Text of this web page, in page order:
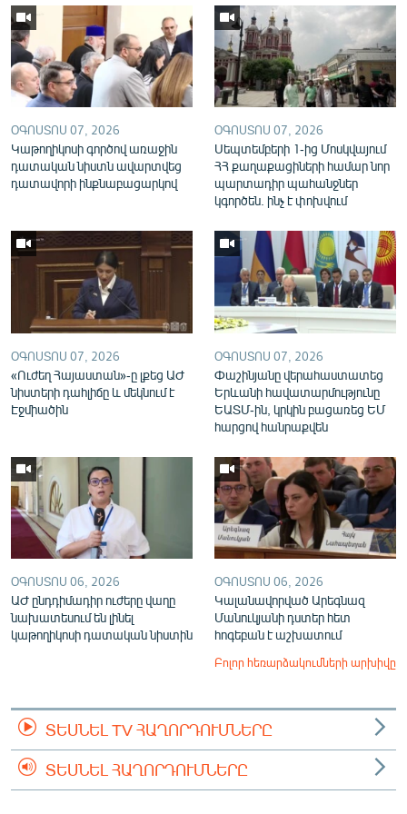
English
Русский
ՀԵՏԵՎԵՔ ՄԵԶ
ՕԳՈՍՏՈՍ 07, 2026
Կաթողիկոսի գործով առաջին
դատական նիստն ավարտվեց
դատավորի ինքնաբացարկով
ՕԳՈՍՏՈՍ 07, 2026
Սեպտեմբերի 1-ից Մոսկվայում
ՀՀ քաղաքացիների համար նոր
պարտադիր պահանջներ
կգործեն. ինչ է փոխվում
ՕԳՈՍՏՈՍ 07, 2026
«Ուժեղ Հայաստան»-ը լքեց ԱԺ
նիստերի դահլիճը և մեկնում է
Էջմիածին
ՕԳՈՍՏՈՍ 07, 2026
Փաշինյանը վերահաստատեց
Երևանի հավատարմությունը
ԵԱՏՄ-ին, կրկին բացառեց ԵՄ
հարցով հանրաքվեն
ՕԳՈՍՏՈՍ 06, 2026
ԱԺ ընդդիմադիր ուժերը վաղը
նախատեսում են լինել
կաթողիկոսի դատական նիստին
ՕԳՈՍՏՈՍ 06, 2026
Կալանավորված Արեգնազ
Մանուկյանի դստեր հետ
հոգեբան է աշխատում
Բոլոր հեռարձակումների արխիվը
ՏԵՍՆԵԼ TV ՀԱՂՈՐԴՈՒՄՆԵՐԸ
ՏԵՍՆԵԼ ՀԱՂՈՐԴՈՒՄՆԵՐԸ